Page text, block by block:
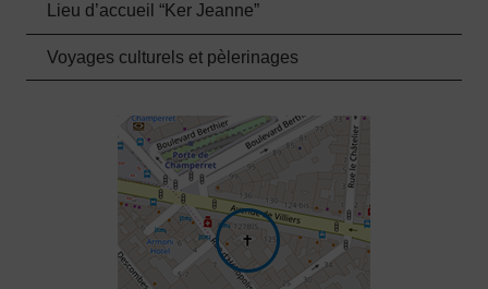
Lieu d’accueil “Ker Jeanne”
Voyages culturels et pèlerinages